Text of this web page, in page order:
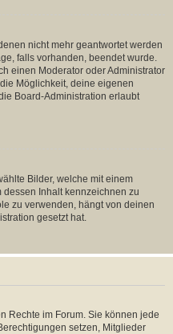
nicht mehr geantwortet werden
falls vorhanden, beendet wurde.
einen Moderator oder Administrator
Möglichkeit, deine eigenen
Board-Administration erlaubt
Bilder, welche mit einem
Inhalt kennzeichnen zu
zu verwenden, hängt von deinen
gesetzt hat.
Rechte im Forum. Sie können jede
setzen, Mitglieder